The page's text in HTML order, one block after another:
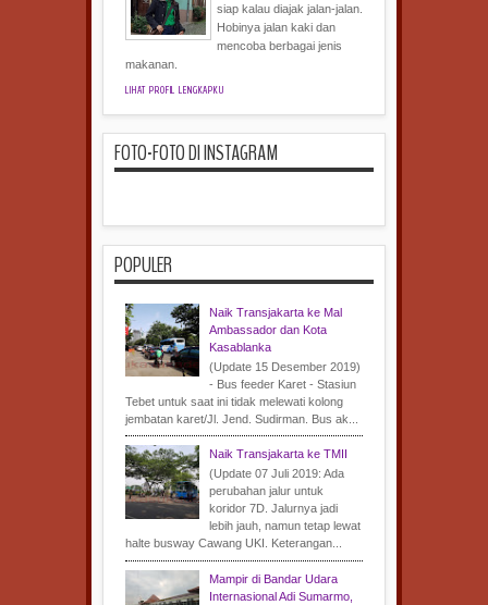
siap kalau diajak jalan-jalan.
Hobinya jalan kaki dan
mencoba berbagai jenis
makanan.
LIHAT PROFIL LENGKAPKU
FOTO-FOTO DI INSTAGRAM
POPULER
Naik Transjakarta ke Mal
Ambassador dan Kota
Kasablanka
(Update 15 Desember 2019)
- Bus feeder Karet - Stasiun
Tebet untuk saat ini tidak melewati kolong
jembatan karet/Jl. Jend. Sudirman. Bus ak...
Naik Transjakarta ke TMII
(Update 07 Juli 2019: Ada
perubahan jalur untuk
koridor 7D. Jalurnya jadi
lebih jauh, namun tetap lewat
halte busway Cawang UKI. Keterangan...
Mampir di Bandar Udara
Internasional Adi Sumarmo,